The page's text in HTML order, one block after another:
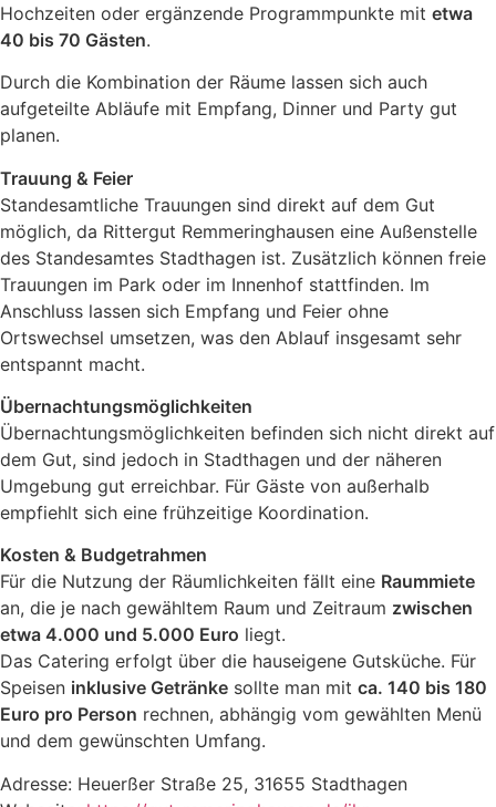
Hochzeiten oder ergänzende Programmpunkte mit etwa
40 bis 70 Gästen.
Durch die Kombination der Räume lassen sich auch
aufgeteilte Abläufe mit Empfang, Dinner und Party gut
planen.
Trauung & Feier
Standesamtliche Trauungen sind direkt auf dem Gut
möglich, da Rittergut Remmeringhausen eine Außenstelle
des Standesamtes Stadthagen ist. Zusätzlich können freie
Trauungen im Park oder im Innenhof stattfinden. Im
Anschluss lassen sich Empfang und Feier ohne
Ortswechsel umsetzen, was den Ablauf insgesamt sehr
entspannt macht.
Übernachtungsmöglichkeiten
Übernachtungsmöglichkeiten befinden sich nicht direkt auf
dem Gut, sind jedoch in Stadthagen und der näheren
Umgebung gut erreichbar. Für Gäste von außerhalb
empfiehlt sich eine frühzeitige Koordination.
Kosten & Budgetrahmen
Für die Nutzung der Räumlichkeiten fällt eine Raummiete
an, die je nach gewähltem Raum und Zeitraum zwischen
etwa 4.000 und 5.000 Euro liegt.
Das Catering erfolgt über die hauseigene Gutsküche. Für
Speisen inklusive Getränke sollte man mit ca. 140 bis 180
Euro pro Person rechnen, abhängig vom gewählten Menü
und dem gewünschten Umfang.
Adresse: Heuerßer Straße 25, 31655 Stadthagen